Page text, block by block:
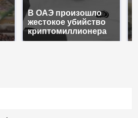
В ОАЭ произошло
жестокое убийство
криптомиллионера